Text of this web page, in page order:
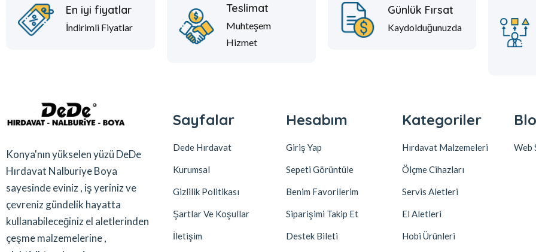
En iyi fiyatlar
İndirimli Fiyatlar
Teslimat
Muhteşem
Hizmet
Günlük Fırsat
Kaydolduğunuzda
Konya'nın yükselen yüzü DeDe
Hırdavat Nalburiye Boya
sayesinde eviniz , iş yeriniz ve
çevreniz gündelik hayatta
kullanabileceğiniz el aletlerinden
çeşme malzemelerine ,
Sayfalar
Dede Hırdavat
Kurumsal
Gizlilik Politikası
Şartlar Ve Koşullar
İletişim
Hesabım
Giriş Yap
Sepeti Görüntüle
Benim Favorilerim
Siparişimi Takip Et
Destek Bileti
Kategoriler
Hırdavat Malzemeleri
Ölçme Cihazları
Servis Aletleri
El Aletleri
Hobi Ürünleri
Web